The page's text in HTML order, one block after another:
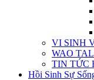
VI SINH
WAO
TIN TỨC
Hồi Sinh Sự